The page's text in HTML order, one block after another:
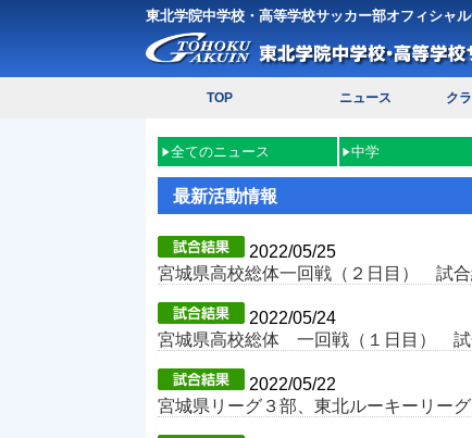
東北学院中学校・高等学校サッカー部オフィシャ
TOP ニュース ク
全てのニュース 中学
最新活動情報
2022/05/25
宮城県高校総体一回戦（２日目） 試
2022/05/24
宮城県高校総体 一回戦（１日目） 試
2022/05/22
宮城県リーグ３部、東北ルーキーリー